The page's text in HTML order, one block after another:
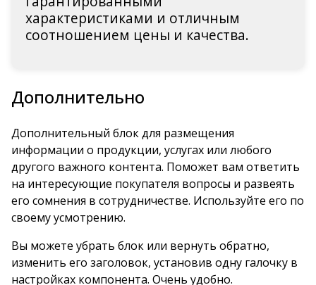
характеристиками и отличным
соотношением цены и качества.
Дополнительно
Дополнительный блок для размещения
информации о продукции, услугах или любого
другого важного контента. Поможет вам ответить
на интересующие покупателя вопросы и развеять
его сомнения в сотрудничестве. Используйте его по
своему усмотрению.
Вы можете убрать блок или вернуть обратно,
изменить его заголовок, установив одну галочку в
настройках компонента. Очень удобно.